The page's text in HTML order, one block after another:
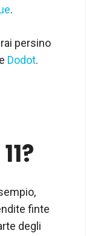
.
persino
Dodot.
finte
degli